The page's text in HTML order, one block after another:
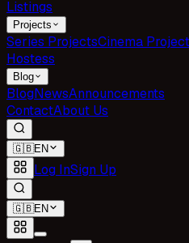
Listings
Projects
Series ProjectsCinema
Hostess
Blog
BlogNewsAnnouncements
ContactAbout Us
🇬🇧EN
Log InSign Up
🇬🇧EN